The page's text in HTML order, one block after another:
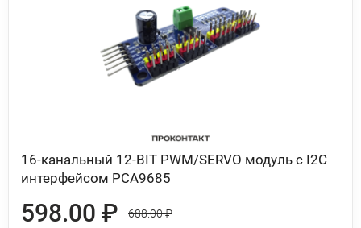
16-канальный 12-BIT PWM/SERVO модуль с I2C
интерфейсом PCA9685
598.00 ₽ 688.00 ₽